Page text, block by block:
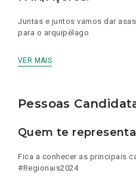
Juntas e juntos vamos dar
para o arquipélago
VER MAIS
Pessoas
Quem te
Fica a conhecer as principais
#Regionais2024